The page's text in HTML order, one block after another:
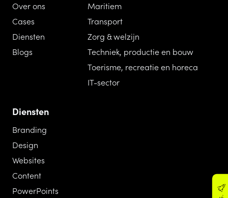
Over ons
Cases
Diensten
Blogs
Maritiem
Transport
Zorg & welzijn
Techniek, productie en bouw
Toerisme, recreatie en horeca
IT-sector
Diensten
Branding
Design
Websites
Content
PowerPoints